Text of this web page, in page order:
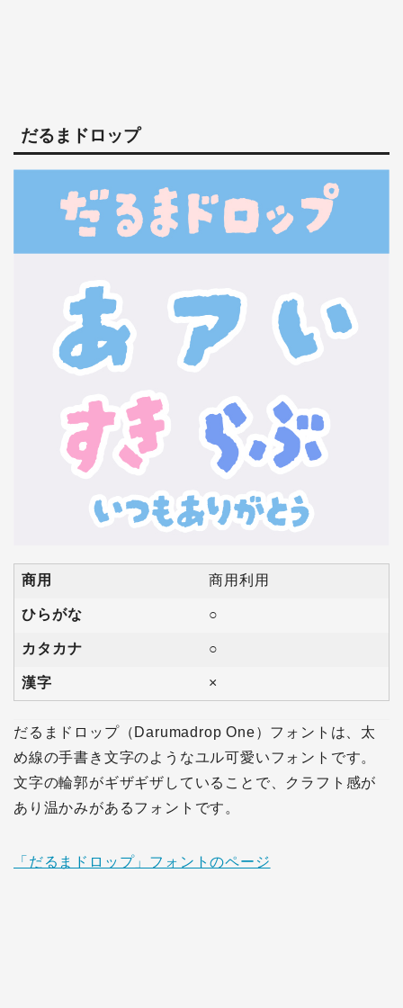
だるまドロップ
商用 商用利用
ひらがな ○
カタカナ ○
漢字 ×
だるまドロップ（Darumadrop One）フォントは、太
め線の手書き文字のようなユル可愛いフォントです。
文字の輪郭がギザギザしていることで、クラフト感が
あり温かみがあるフォントです。
「だるまドロップ」フォントのページ